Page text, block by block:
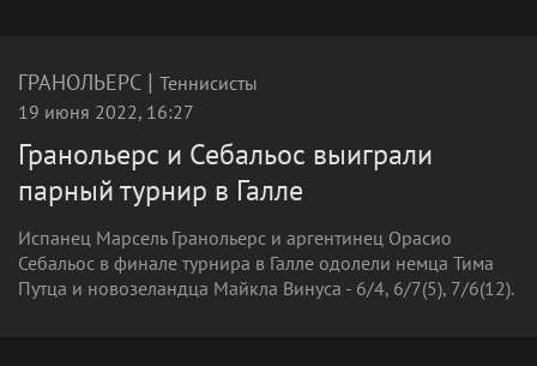
ГРАНОЛЬЕРС | Теннисисты
19 июня 2022, 16:27
Гранольерс и Себальос выиграли
парный турнир в Галле
Испанец Марсель Гранольерс и аргентинец Орасио
Себальос в финале турнира в Галле одолели немца Тима
Путца и новозеландца Майкла Винуса - 6/4, 6/7(5), 7/6(12).